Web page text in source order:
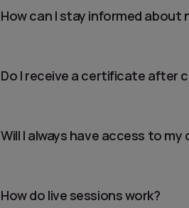
How can I stay informed about
Do I receive a certificate after
Will I always have access to my
How do live sessions work?